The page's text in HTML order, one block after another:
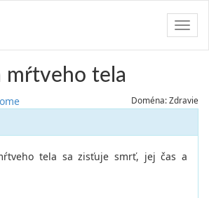
mŕtveho tela
Doména: Zdravie
tela sa zisťuje smrť, jej čas a